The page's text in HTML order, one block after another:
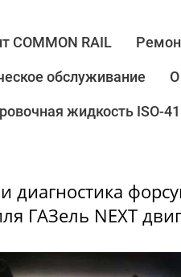
COMMON RAIL
обслуживание
жидкость ISO-
диагностика
ГАЗель NEXT